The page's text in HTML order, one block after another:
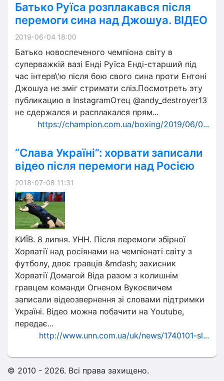
Батько Руїса розплакався після
перемоги сина над Джошуа. ВІДЕО
2019-06-04 18:00
Батько новоспеченого чемпіона світу в
суперважкій вазі Енді Руїса Енді-старший під
час інтерв\'ю після бою свого сина проти Ентоні
Джошуа не зміг стримати сліз.Посмотреть эту
публикацию в InstagramОтец @andy_destroyer13
не сдержался и расплакался прям...
https://champion.com.ua/boxing/2019/06/0...
“Слава Україні”: хорвати записали
відео після перемоги над Росією
2018-07-08 11:31
КИЇВ. 8 липня. УНН. Після перемоги збірної
Хорватії над росіянами на чемпіонаті світу з
футболу, двоє гравців &mdash; захисник
Хорватії Домагой Віда разом з колишнім
гравцем команди Огненом Вукоєвичем
записали відеозвернення зі словами підтримки
Україні. Відео можна побачити на Youtube,
передає...
http://www.unn.com.ua/uk/news/1740101-sl...
© 2010 - 2026. Всі права захищено.